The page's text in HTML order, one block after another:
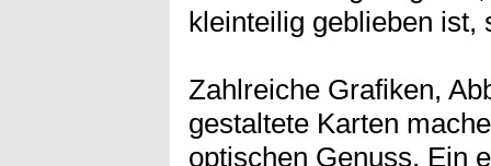
kleinteilig geblieben ist,
Zahlreiche Grafiken,
gestaltete Karten
optischen Genuss. Ein